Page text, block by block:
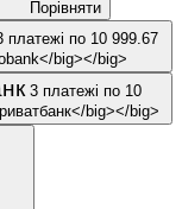
Порівняти
платежі по 10 999.67
3 платежі по 10